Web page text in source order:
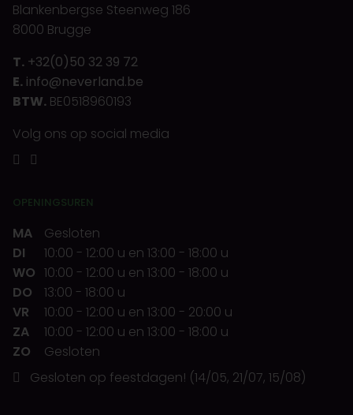
Blankenbergse Steenweg 186
8000 Brugge
T. +32(0)50 32 39 72
E. info@neverland.be
BTW. BE0518960193
Volg ons op social media
OPENINGSUREN
MA
Gesloten
DI
10:00 - 12:00 u en 13:00 - 18:00 u
WO 10:00 - 12:00 u en 13:00 - 18:00 u
DO
13:00 - 18:00 u
VR
10:00 - 12:00 u en 13:00 - 20:00 u
ZA
10:00 - 12:00 u en 13:00 - 18:00 u
ZO
Gesloten
Gesloten op feestdagen! (14/05, 21/07, 15/08)